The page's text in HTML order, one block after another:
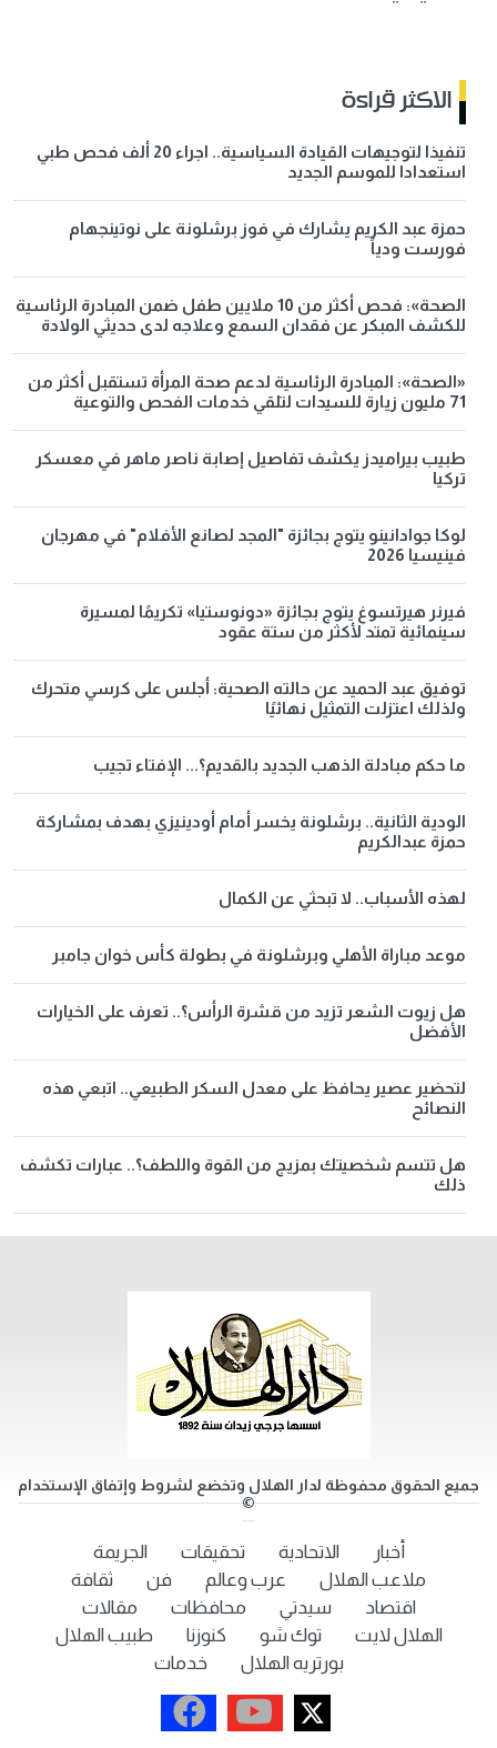
الاكثر قراءة
تنفيذا لتوجيهات القيادة السياسية.. اجراء 20 ألف فحص طبي
استعدادا للموسم الجديد
حمزة عبد الكريم يشارك في فوز برشلونة على نوتينجهام
فورست ودياً
الصحة»: فحص أكثر من 10 ملايين طفل ضمن المبادرة الرئاسية
للكشف المبكر عن فقدان السمع وعلاجه لدى حديثي الولادة
«الصحة»: المبادرة الرئاسية لدعم صحة المرأة تستقبل أكثر من
71 مليون زيارة للسيدات لتلقي خدمات الفحص والتوعية
طبيب بيراميدز يكشف تفاصيل إصابة ناصر ماهر في معسكر
تركيا
لوكا جوادانينو يتوج بجائزة "المجد لصانع الأفلام" في مهرجان
فينيسيا 2026
فيرنر هيرتسوغ يتوج بجائزة «دونوستيا» تكريمًا لمسيرة
سينمائية تمتد لأكثر من ستة عقود
توفيق عبد الحميد عن حالته الصحية: أجلس على كرسي متحرك
ولذلك اعتزلت التمثيل نهائيًا
ما حكم مبادلة الذهب الجديد بالقديم؟... الإفتاء تجيب
الودية الثانية.. برشلونة يخسر أمام أودينيزي بهدف بمشاركة
حمزة عبدالكريم
لهذه الأسباب.. لا تبحثي عن الكمال
موعد مباراة الأهلي وبرشلونة في بطولة كأس خوان جامبر
هل زيوت الشعر تزيد من قشرة الرأس؟.. تعرف على الخيارات
الأفضل
لتحضير عصير يحافظ على معدل السكر الطبيعي.. اتبعي هذه
النصائح
هل تتسم شخصيتك بمزيج من القوة واللطف؟.. عبارات تكشف
ذلك
جميع الحقوق محفوظة لدار الهلال وتخضع لشروط وإتفاق الإستخدام
©
أخبار الاتحادية تحقيقات
الجريمة
ملاعب الهلال
عرب وعالم فن
ثقافة
اقتصاد
سيدتي محافظات
مقالات
الهلال لايت
توك شو كنوزنا
طبيب الهلال
بورتريه الهلال
خدمات